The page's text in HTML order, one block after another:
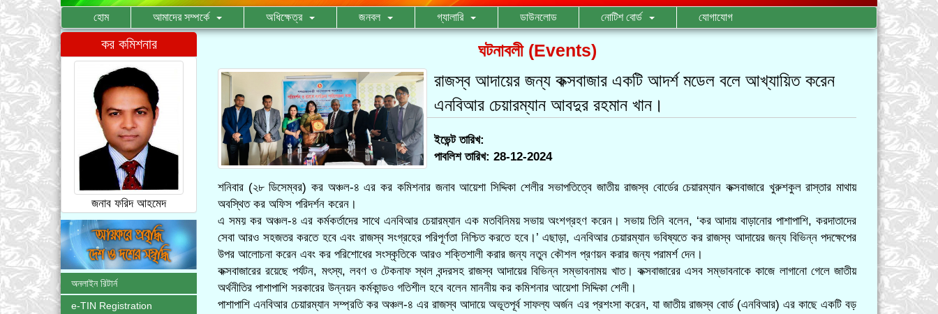
হোম আমাদের সম্পর্কে অধিক্ষেত্র জনবল গ্যালারি ডাউনলোড নোটিশ বোর্ড যোগাযোগ
কর কমিশনার
জনাব ফরিদ আহমেদ
অনলাইন রিটার্ন
e-TIN Registration
ঘটনাবলী (Events)
রাজস্ব আদায়ের জন্য কক্সবাজার একটি আদর্শ মডেল বলে আখ্যায়িত করেন
এনবিআর চেয়ারম্যান আবদুর রহমান খান।
ইভেন্ট তারিখ:
পাবলিশ তারিখ: 28-12-2024
শনিবার (২৮ ডিসেম্বর) কর অঞ্চল-৪ এর কর কমিশনার জনাব আয়েশা সিদ্দিকা শেলীর সভাপতিত্বে জাতীয় রাজস্ব বোর্ডের চেয়ারম্যান কক্সবাজারে খুরুশকুল রাস্তার মাথায়
অবস্থিত কর অফিস পরিদর্শন করেন।
এ সময় কর অঞ্চল-৪ এর কর্মকর্তাদের সাথে এনবিআর চেয়ারম্যান এক মতবিনিময় সভায় অংশগ্রহণ করেন। সভায় তিনি বলেন, ‘কর আদায় বাড়ানোর পাশাপাশি, করদাতাদের
সেবা আরও সহজতর করতে হবে এবং রাজস্ব সংগ্রহের পরিপূর্ণতা নিশ্চিত করতে হবে।’ এছাড়া, এনবিআর চেয়ারম্যান ভবিষ্যতে কর রাজস্ব আদায়ের জন্য বিভিন্ন পদক্ষেপের
উপর আলোচনা করেন এবং কর পরিশোধের সংস্কৃতিকে আরও শক্তিশালী করার জন্য নতুন কৌশল প্রণয়ন করার জন্য পরামর্শ দেন।
কক্সবাজারের রয়েছে পর্যটন, মৎস্য, লবণ ও টেকনাফ স্থল বন্দরসহ রাজস্ব আদায়ের বিভিন্ন সম্ভাবনাময় খাত। কক্সবাজারের এসব সম্ভাবনাকে কাজে লাগানো গেলে জাতীয়
অর্থনীতির পাশাপাশি সরকারের উন্নয়ন কর্মকান্ডও গতিশীল হবে বলেন মাননীয় কর কমিশনার আয়েশা সিদ্দিকা শেলী।
পাশাপাশি এনবিআর চেয়ারম্যান সম্প্রতি কর অঞ্চল-৪ এর রাজস্ব আদায়ে অভূতপূর্ব সাফল্য অর্জন এর প্রশংসা করেন, যা জাতীয় রাজস্ব বোর্ড (এনবিআর) এর কাছে একটি বড়